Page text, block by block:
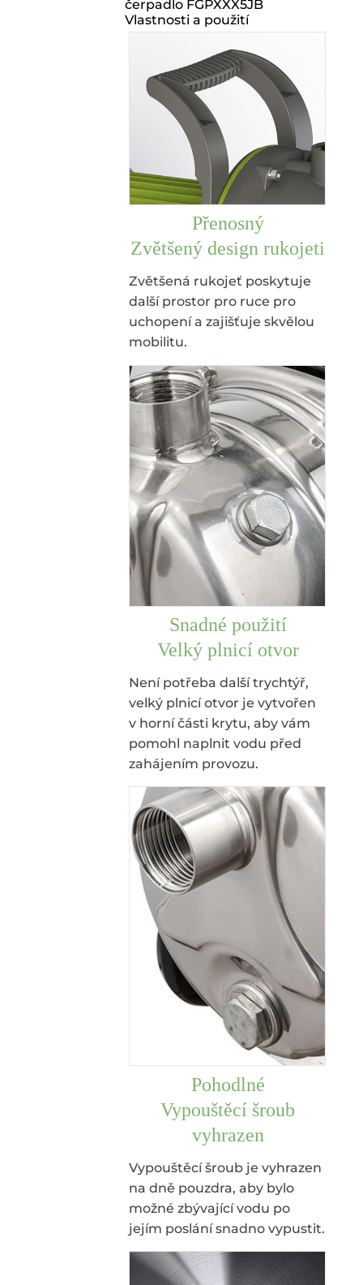
čerpadlo FGPXXX5JB
Vlastnosti a použití
Přenosný
Zvětšený design rukojeti
Zvětšená rukojeť poskytuje
další prostor pro ruce pro
uchopení a zajišťuje skvělou
mobilitu.
Snadné použití
Velký plnicí otvor
Není potřeba další trychtýř,
velký plnicí otvor je vytvořen
v horní části krytu, aby vám
pomohl naplnit vodu před
zahájením provozu.
Pohodlné
Vypouštěcí šroub
vyhrazen
Vypouštěcí šroub je vyhrazen
na dně pouzdra, aby bylo
možné zbývající vodu po
jejím poslání snadno vypustit.